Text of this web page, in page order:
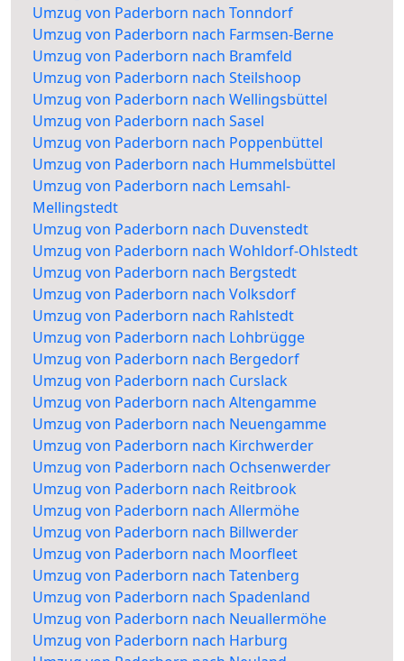
Umzug von Paderborn nach Tonndorf
Umzug von Paderborn nach Farmsen-Berne
Umzug von Paderborn nach Bramfeld
Umzug von Paderborn nach Steilshoop
Umzug von Paderborn nach Wellingsbüttel
Umzug von Paderborn nach Sasel
Umzug von Paderborn nach Poppenbüttel
Umzug von Paderborn nach Hummelsbüttel
Umzug von Paderborn nach Lemsahl-
Mellingstedt
Umzug von Paderborn nach Duvenstedt
Umzug von Paderborn nach Wohldorf-Ohlstedt
Umzug von Paderborn nach Bergstedt
Umzug von Paderborn nach Volksdorf
Umzug von Paderborn nach Rahlstedt
Umzug von Paderborn nach Lohbrügge
Umzug von Paderborn nach Bergedorf
Umzug von Paderborn nach Curslack
Umzug von Paderborn nach Altengamme
Umzug von Paderborn nach Neuengamme
Umzug von Paderborn nach Kirchwerder
Umzug von Paderborn nach Ochsenwerder
Umzug von Paderborn nach Reitbrook
Umzug von Paderborn nach Allermöhe
Umzug von Paderborn nach Billwerder
Umzug von Paderborn nach Moorfleet
Umzug von Paderborn nach Tatenberg
Umzug von Paderborn nach Spadenland
Umzug von Paderborn nach Neuallermöhe
Umzug von Paderborn nach Harburg